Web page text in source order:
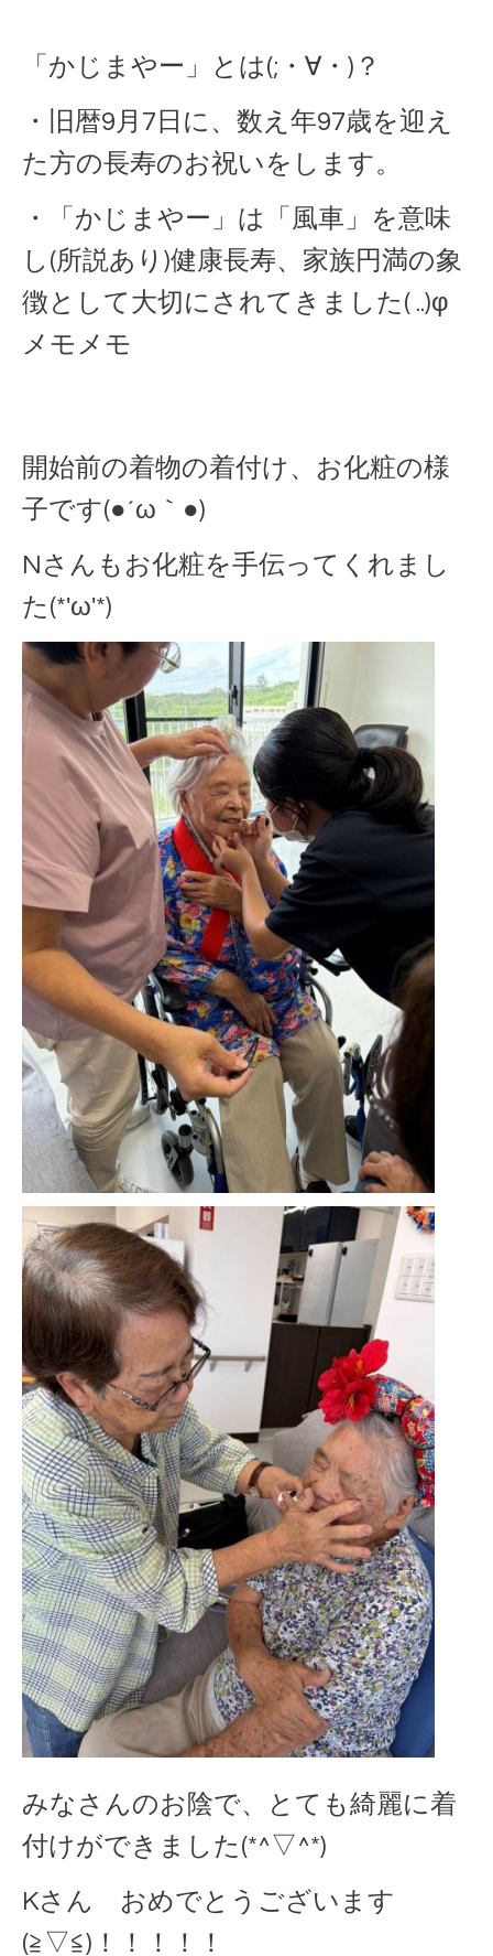
「かじまやー」とは(;・∀・)？
・旧暦9月7日に、数え年97歳を迎え
た方の長寿のお祝いをします。
・「かじまやー」は「風車」を意味
し(所説あり)健康長寿、家族円満の象
徴として大切にされてきました( ..)φ
メモメモ
開始前の着物の着付け、お化粧の様
子です(●´ω｀●)
Nさんもお化粧を手伝ってくれまし
た(*'ω'*)
みなさんのお陰で、とても綺麗に着
付けができました(*^▽^*)
Kさん おめでとうございます
(≧▽≦)！！！！！